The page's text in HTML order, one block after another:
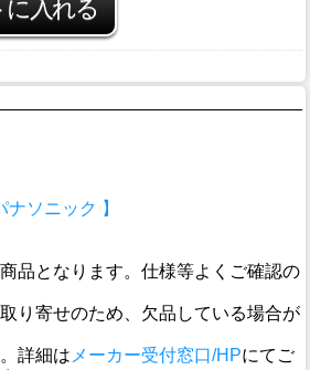
ナソニック 】
品となります。仕様等よくご確認の
り寄せのため、欠品している場合が
詳細は メーカー受付窓口/HPにてご